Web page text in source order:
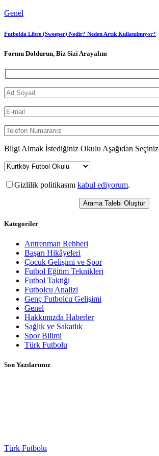
Genel
Futbolda Libre (Sweeper) Nedir? Neden Artık Kullanılmıyor?
Formu Doldurun, Biz Sizi Arayalım
Bilgi Almak İstediğiniz Okulu Aşağıdan Seçiniz
Gizlilik politikasını kabul ediyorum.
Kategoriler
Antrenman Rehberi
Başarı Hikâyeleri
Çocuk Gelişimi ve Spor
Futbol Eğitim Teknikleri
Futbol Taktiği
Futbolcu Analizi
Genç Futbolcu Gelişimi
Genel
Hakkımızda Haberler
Sağlık ve Sakatlık
Spor Bilimi
Türk Futbolu
Son Yazılarımız
Türk Futbolu